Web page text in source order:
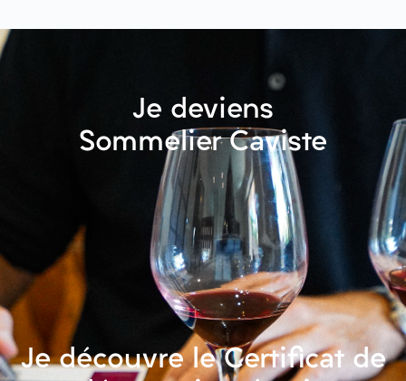
Je deviens
Sommelier Caviste
Je découvre le Certificat de